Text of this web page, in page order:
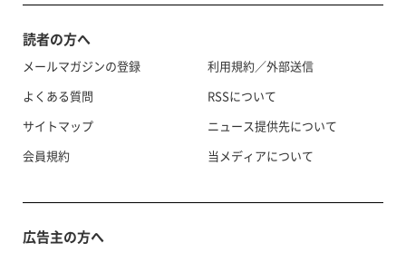
読者の方へ
メールマガジンの登録
よくある質問
サイトマップ
会員規約
利用規約／外部送信
RSSについて
ニュース提供先について
当メディアについて
広告主の方へ